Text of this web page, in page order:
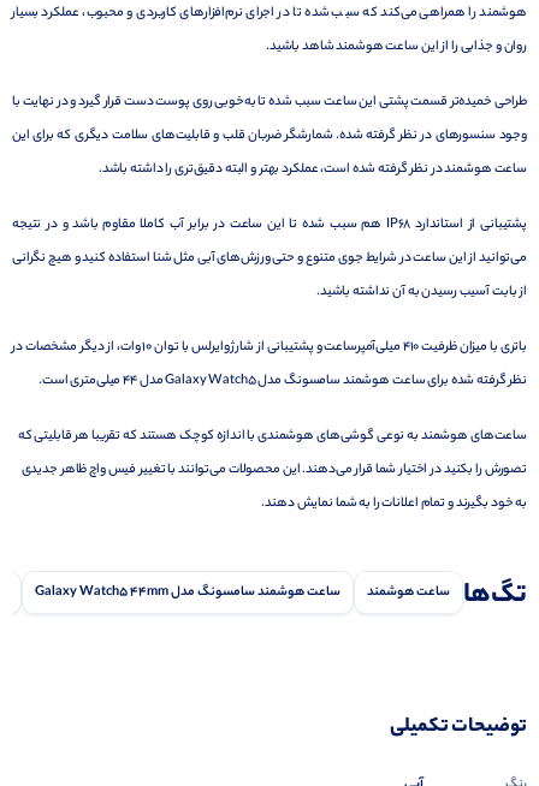
هوشمند را همراهی می‌کند که سبب شده تا در اجرای نرم‌افزار‌های کاربردی و محبوب، عملکرد بسیار
روان و جذابی را از این ساعت هوشمند شاهد باشید.
طراحی خمیده‌تر قسمت پشتی این ساعت سبب شده تا به‌خوبی روی پوست دست قرار گیرد و در نهایت با
وجود سنسور‌های در نظر گرفته شده. شمارشگر ضربان قلب و قابلیت‌های سلامت دیگری که برای این
ساعت هوشمند در نظر گرفته شده است، عملکرد بهتر و البته دقیق‌تری را داشته باشد.
پشتیبانی از استاندارد IP68 هم سبب شده تا این ساعت در برابر آب کاملا مقاوم باشد و در نتیجه
می‌توانید از این ساعت در شرایط جوی متنوع و حتی ورزش‌های آبی مثل شنا استفاده کنید و هیچ نگرانی
از بابت آسیب رسیدن به‌ آن نداشته باشید.
باتری با میزان ظرفیت 410 میلی‌آمپر‌ساعت و پشتیبانی از شارژ وایرلس با توان 10 وات، از دیگر مشخصات در
نظر گرفته شده برای ساعت هوشمند سامسونگ مدل Galaxy Watch5 مدل 44 میلی‌متری است.
ساعت‌های هوشمندبه نوعی گوشی‌های هوشمندی با اندازه کوچک هستند که تقریبا هر قابلیتی که
تصورش را بکنید در اختیار شما قرار می‌دهند. این محصولات می‌توانند با تغییر فیس واچ ظاهر جدیدی
به خود بگیرند و تمام اعلانات را به شما نمایش دهند.
تگ‌ها ساعت هوشمند ساعت هوشمند سامسونگ مدل Galaxy Watch5 44mm
توضیحات تکمیلی